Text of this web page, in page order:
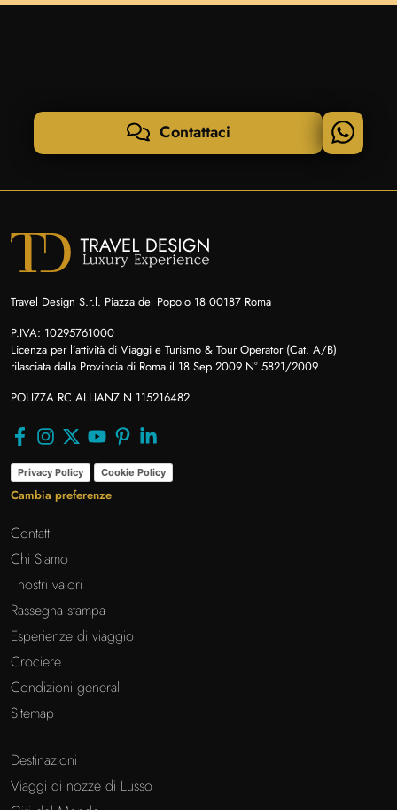
Contattaci
Travel Design S.r.l. Piazza del Popolo 18 00187 Roma
P.IVA: 10295761000
Licenza per l’attività di Viaggi e Turismo & Tour Operator (Cat. A/B)
rilasciata dalla Provincia di Roma il 18 Sep 2009 N° 5821/2009
POLIZZA RC ALLIANZ N 115216482
Privacy Policy Cookie Policy
Cambia preferenze
Contatti
Chi Siamo
I nostri valori
Rassegna stampa
Esperienze di viaggio
Crociere
Condizioni generali
Sitemap
Destinazioni
Viaggi di nozze di Lusso